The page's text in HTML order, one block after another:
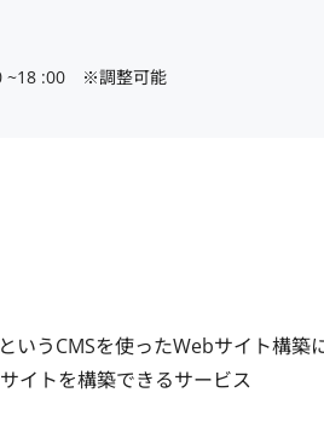
~18 :00　※調整可能
いうCMSを使ったWebサイト構築
イトを構築できるサービス